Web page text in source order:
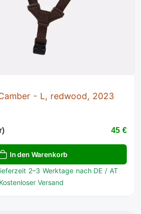
- L, redwood, 2023
45 €
In den Warenkorb
2–3 Werktage nach DE / AT
Kostenloser Versand